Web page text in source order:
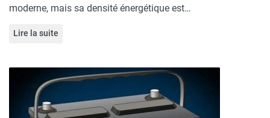
moderne, mais sa densité énergétique est…
Lire la suite